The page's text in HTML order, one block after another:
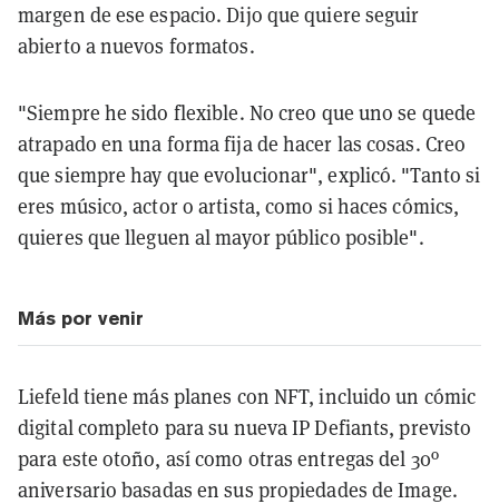
margen de ese espacio. Dijo que quiere seguir
abierto a nuevos formatos.
"Siempre he sido flexible. No creo que uno se quede
atrapado en una forma fija de hacer las cosas. Creo
que siempre hay que evolucionar", explicó. "Tanto si
eres músico, actor o artista, como si haces cómics,
quieres que lleguen al mayor público posible".
Más por venir
Liefeld tiene más planes con NFT, incluido un cómic
digital completo para su nueva IP Defiants, previsto
para este otoño, así como otras entregas del 30º
aniversario basadas en sus propiedades de Image.